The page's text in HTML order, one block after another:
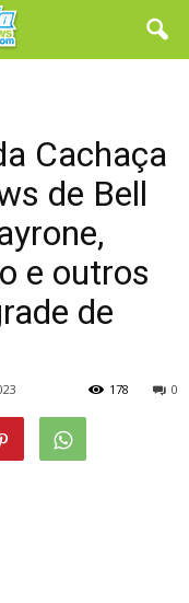
Cachaça
de Bell
e outros
de
0
178